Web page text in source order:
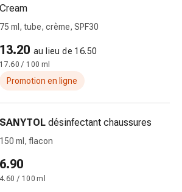
Cream
75 ml, tube, crème, SPF30
13.20 au lieu de 16.50
17.60 / 100 ml
Promotion en ligne
SANYTOL désinfectant chaussures
150 ml, flacon
6.90
4.60 / 100 ml